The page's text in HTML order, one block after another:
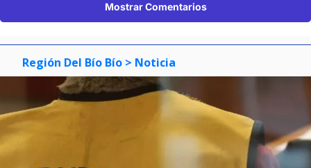
Mostrar Comentarios
Región Del Bío Bío > Noticia